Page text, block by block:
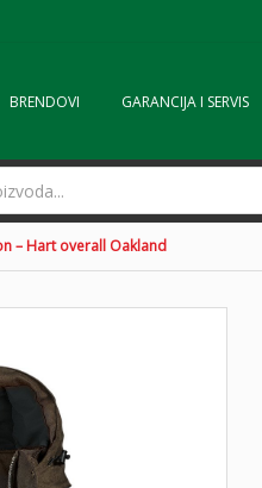
BRENDOVI GARANCIJA I SERVIS
– Hart overall Oakland